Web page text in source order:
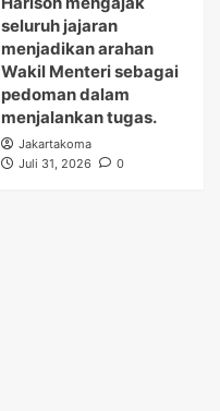
seluruh jajaran
menjadikan arahan
Wakil Menteri sebagai
pedoman dalam
menjalankan tugas.
Jakartakoma
Juli 31, 2026
0